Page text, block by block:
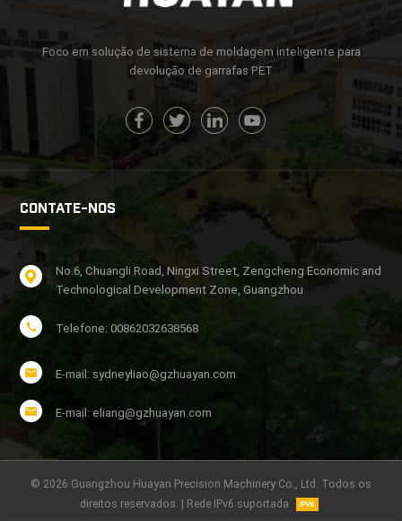
Foco em solução de sistema de moldagem inteligente para
devolução de garrafas PET
CONTATE-NOS
No.6, Chuangli Road, Ningxi Street, Zengcheng Economic and
Technological Development Zone, Guangzhou
Telefone: 00862032638568
E-mail: sydneyliao@gzhuayan.com
E-mail: eliang@gzhuayan.com
© 2026 Guangzhou Huayan Precision Machinery Co., Ltd. Todos os
direitos reservados. | Rede IPv6 suportada